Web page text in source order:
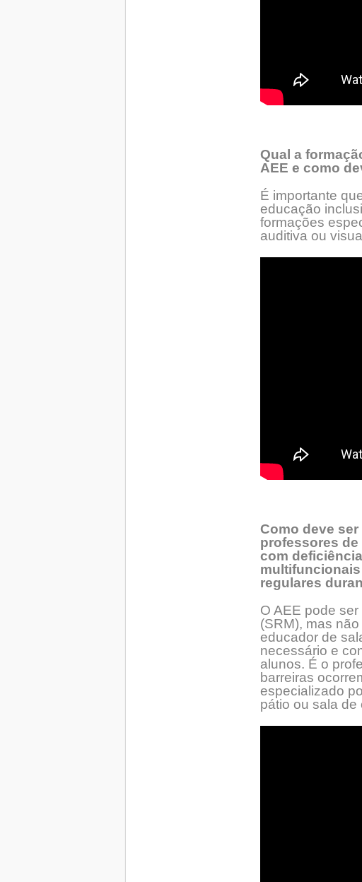
Qual a
AEE e como
É importante
educação
formações
auditiva ou
Como deve
professores
com
regulares
O AEE pode
(SRM), mas
educador de
necessário e
alunos. É o
barreiras
especializado
pátio ou sala de